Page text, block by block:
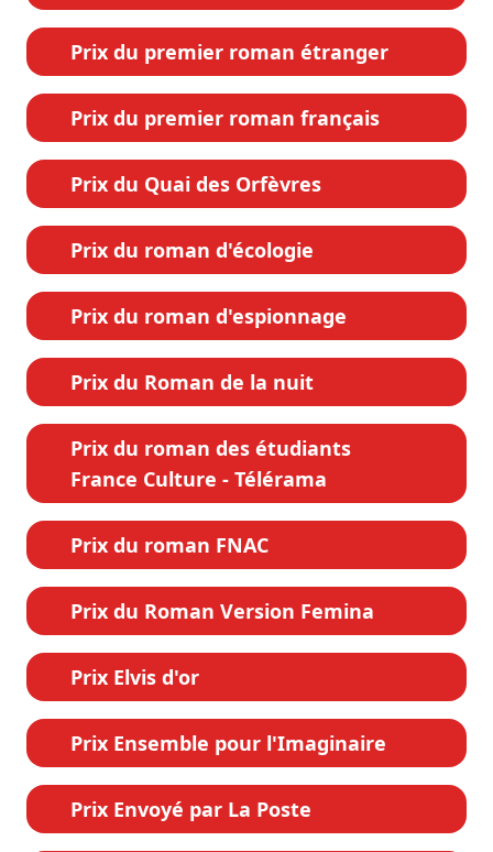
Prix du premier roman étranger
Prix du premier roman français
Prix du Quai des Orfèvres
Prix du roman d'écologie
Prix du roman d'espionnage
Prix du Roman de la nuit
Prix du roman des étudiants
France Culture - Télérama
Prix du roman FNAC
Prix du Roman Version Femina
Prix Elvis d'or
Prix Ensemble pour l'Imaginaire
Prix Envoyé par La Poste